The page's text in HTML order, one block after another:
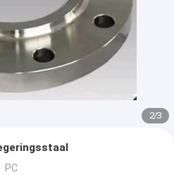
2/3
PC